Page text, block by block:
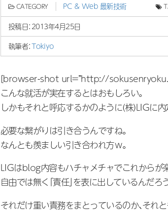
CATEGORY PC & Web 最新技術
投稿日：2013年4月25日
執筆者：Tokiyo
[browser-shot url=”http://
こんな就活が実在するとはおもしろい。
しかもそれと呼応するかのように(株)LIGに内
必要な繋がりは引き合うんですね。
なんとも羨ましい引き合われ方ｗ。
LIGはblog内容もハチャメチャでこれからが
自由では無く「責任」を表に出しているんだろ
それだけ重い責務をまとっているのか、それとも